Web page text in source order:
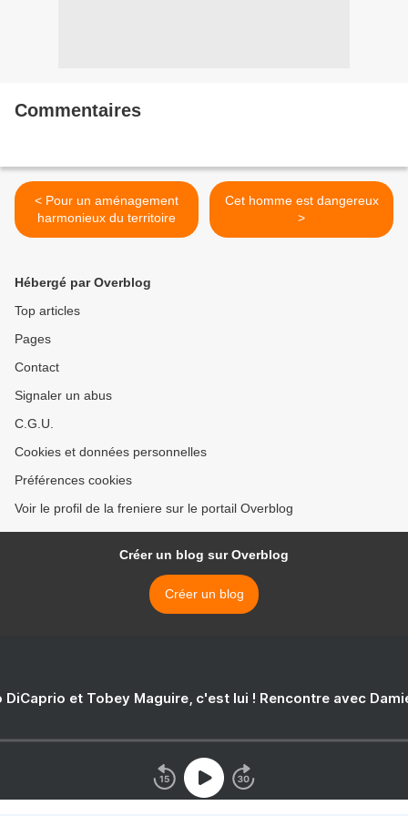
Commentaires
< Pour un aménagement
harmonieux du territoire
Cet homme est dangereux
>
Hébergé par Overblog
Top articles
Pages
Contact
Signaler un abus
C.G.U.
Cookies et données personnelles
Préférences cookies
Voir le profil de la freniere sur le portail Overblog
Créer un blog sur Overblog
Créer un blog
DiCaprio et Tobey Maguire, c'est lui ! Rencontre avec